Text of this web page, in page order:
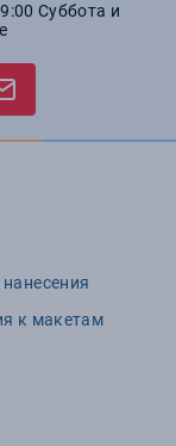
Суббота и
к макетам